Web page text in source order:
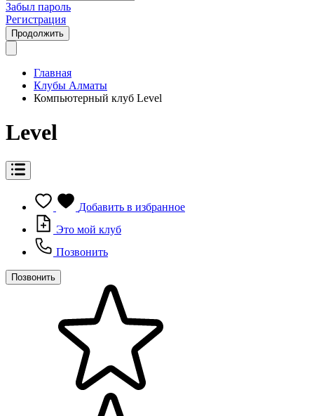
Забыл пароль
Регистрация
Продолжить
Главная
Клубы Алматы
Компьютерный клуб Level
Level
Добавить в избранное
Это мой клуб
Позвонить
Позвонить